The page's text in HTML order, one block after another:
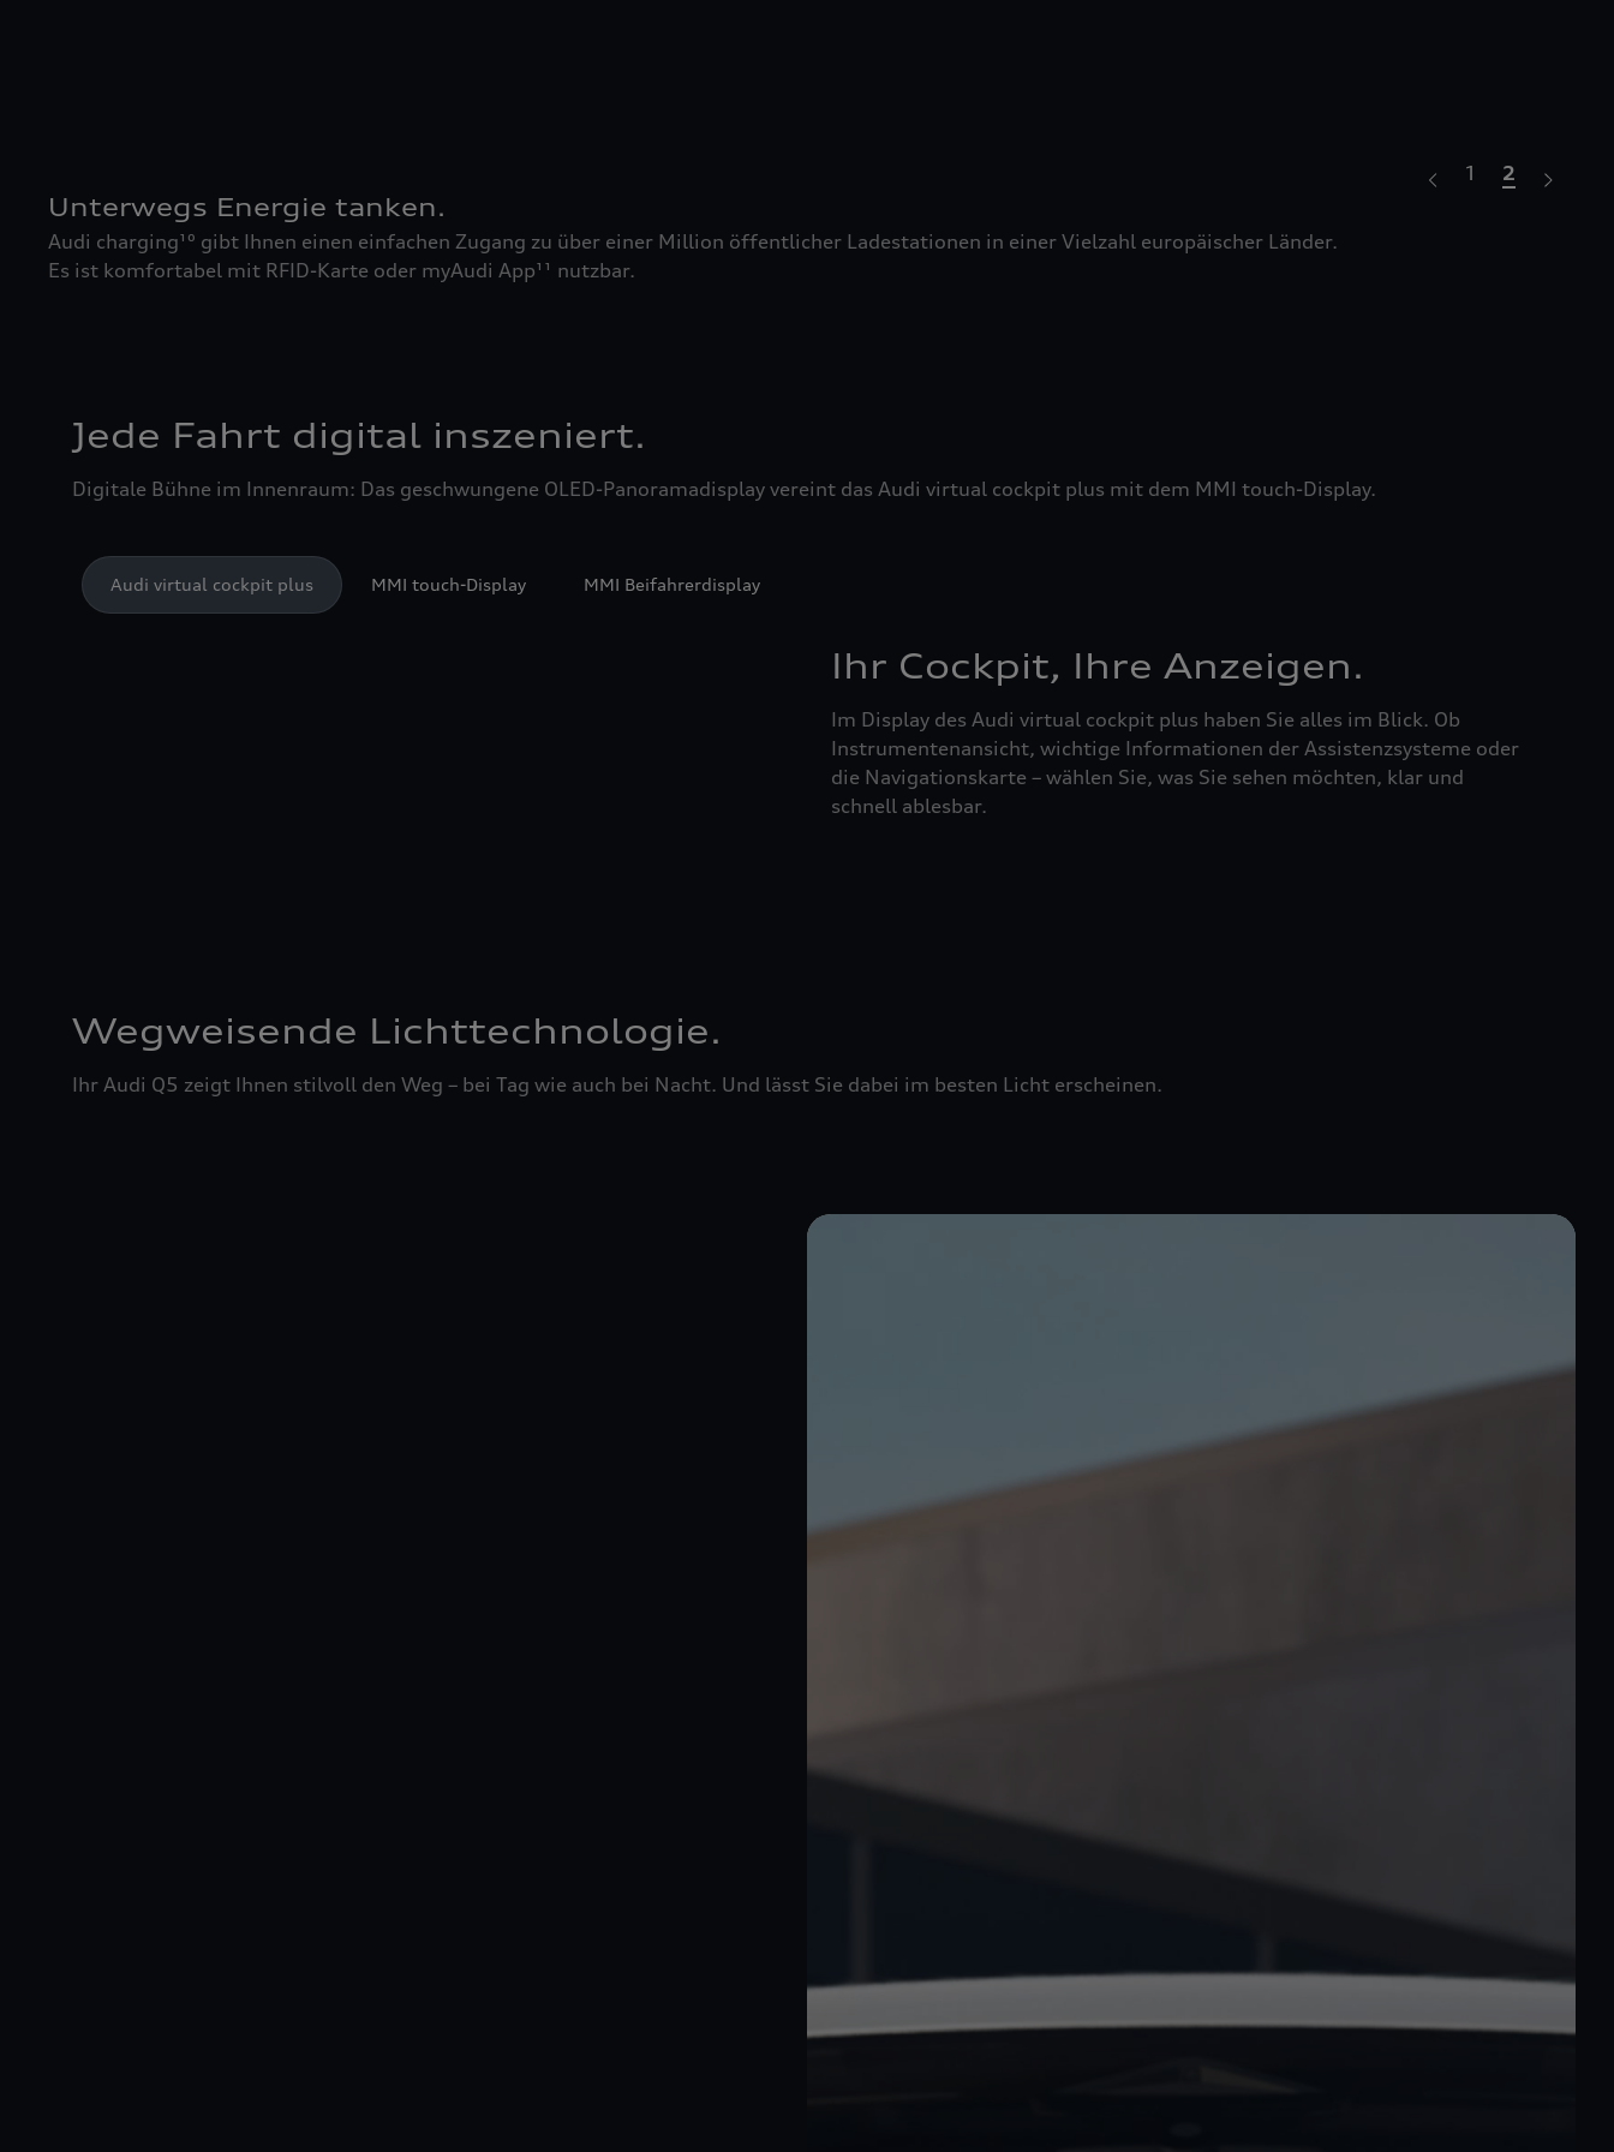
Unterwegs Energie tanken.
Audi charging¹⁰ gibt Ihnen einen einfachen Zugang zu über einer Million öffentlicher Ladestationen in einer Vielzahl europäischer Länder.
Es ist komfortabel mit RFID-Karte oder myAudi App¹¹ nutzbar.
1 2
Jede Fahrt digital inszeniert.
Digitale Bühne im Innenraum: Das geschwungene OLED-Panoramadisplay vereint das Audi virtual cockpit plus mit dem MMI touch-Display.
Audi virtual cockpit plus MMI touch-Display MMI Beifahrerdisplay
Ihr Cockpit, Ihre Anzeigen.
Im Display des Audi virtual cockpit plus haben Sie alles im Blick. Ob
Instrumentenansicht, wichtige Informationen der Assistenzsysteme oder
die Navigationskarte – wählen Sie, was Sie sehen möchten, klar und
schnell ablesbar.
Wegweisende Lichttechnologie.
Ihr Audi Q5 zeigt Ihnen stilvoll den Weg – bei Tag wie auch bei Nacht. Und lässt Sie dabei im besten Licht erscheinen.